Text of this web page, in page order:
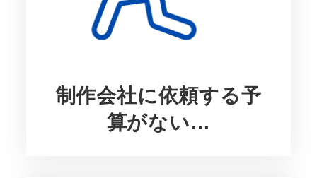
制作会社に依頼する予
算がない…